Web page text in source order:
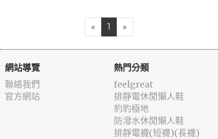
« 1 »
網站導覽
聯絡我們
官方網站
熱門分類
feelgreat
排靜電休閒懶人鞋
豹豹極地
防潑水休閒懶人鞋
排靜電襪(短襪)(長襪)